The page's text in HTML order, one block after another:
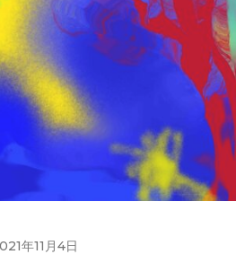
年11月4日